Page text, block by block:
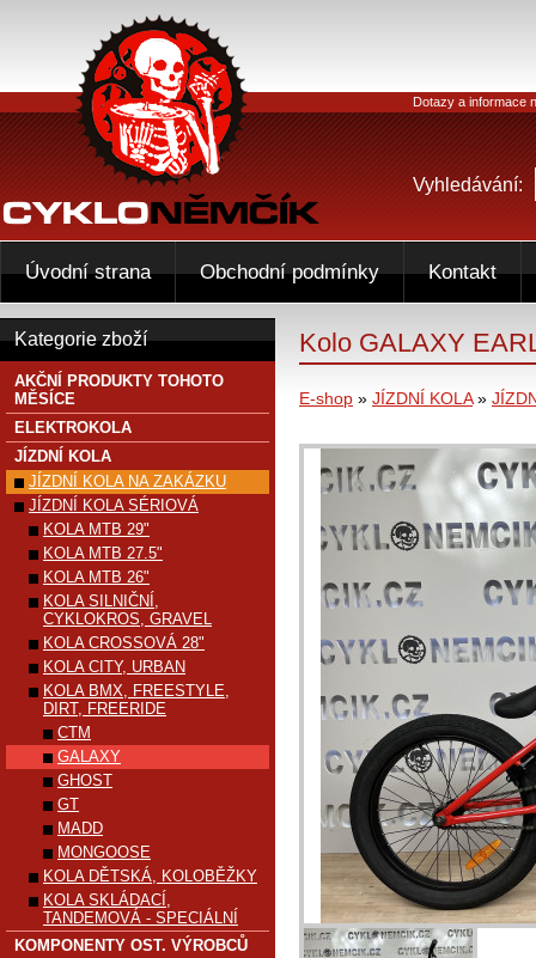
Kolo GALAXY
E-shop » JÍZDNÍ KOLA»
Kategorie zboží
AKČNÍ PRODUKTY TOHOTO
MĚSÍCE
ELEKTROKOLA
JÍZDNÍ KOLA
JÍZDNÍ KOLA NA ZAKÁZKU
JÍZDNÍ KOLA SÉRIOVÁ
KOLA MTB 29"
KOLA MTB 27.5"
KOLA MTB 26"
KOLA SILNIČNÍ,
CYKLOKROS, GRAVEL
KOLA CROSSOVÁ 28"
KOLA CITY, URBAN
KOLA BMX, FREESTYLE,
DIRT, FREERIDE
CTM
GALAXY
GHOST
GT
MADD
MONGOOSE
KOLA DĚTSKÁ, KOLOBĚŽKY
KOLA SKLÁDACÍ,
TANDEMOVÁ - SPECIÁLNÍ
KOMPONENTY OST. VÝROBCŮ
Dotazy a informace
Vyhledávání:
Úvodní strana Obchodní podmínky Kontakt